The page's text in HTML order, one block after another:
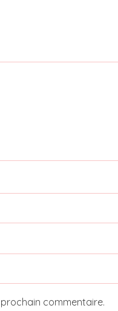
commentaire.